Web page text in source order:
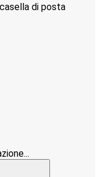
di posta